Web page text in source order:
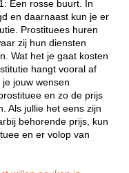
Een rosse buurt. In
en daarnaast kun je er
Prostituees huren
zij hun diensten
Wat het je gaat kosten
hangt vooral af
jouw wensen
en zo de prijs
Als jullie het eens zijn
behorende prijs, kun
en er volop van